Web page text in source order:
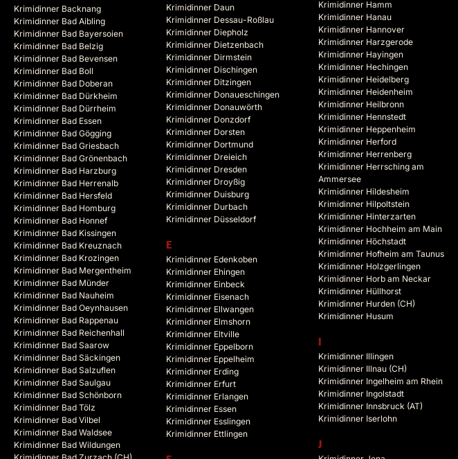
Krimidinner Backnang
Krimidinner Bad Aibling
Krimidinner Bad Bayersoien
Krimidinner Bad Belzig
Krimidinner Bad Bevensen
Krimidinner Bad Boll
Krimidinner Bad Doberan
Krimidinner Bad Dürkheim
Krimidinner Bad Dürrheim
Krimidinner Bad Essen
Krimidinner Bad Gögging
Krimidinner Bad Griesbach
Krimidinner Bad Grönenbach
Krimidinner Bad Harzburg
Krimidinner Bad Herrenalb
Krimidinner Bad Hersfeld
Krimidinner Bad Homburg
Krimidinner Bad Honnef
Krimidinner Bad Kissingen
Krimidinner Bad Kreuznach
Krimidinner Bad Krozingen
Krimidinner Bad Mergentheim
Krimidinner Bad Münder
Krimidinner Bad Nauheim
Krimidinner Bad Oeynhausen
Krimidinner Bad Rappenau
Krimidinner Bad Reichenhall
Krimidinner Bad Saarow
Krimidinner Bad Säckingen
Krimidinner Bad Salzuflen
Krimidinner Bad Saulgau
Krimidinner Bad Schönborn
Krimidinner Bad Tölz
Krimidinner Bad Vilbel
Krimidinner Bad Waldsee
Krimidinner Bad Wildungen
Krimidinner Daun
Krimidinner Dessau-Roßlau
Krimidinner Diepholz
Krimidinner Dietzenbach
Krimidinner Dirmstein
Krimidinner Dischingen
Krimidinner Ditzingen
Krimidinner Donaueschingen
Krimidinner Donauwörth
Krimidinner Donzdorf
Krimidinner Dorsten
Krimidinner Dortmund
Krimidinner Dreieich
Krimidinner Dresden
Krimidinner Droyßig
Krimidinner Duisburg
Krimidinner Durbach
Krimidinner Düsseldorf
E
Krimidinner Edenkoben
Krimidinner Ehingen
Krimidinner Einbeck
Krimidinner Eisenach
Krimidinner Ellwangen
Krimidinner Elmshorn
Krimidinner Eltville
Krimidinner Eppelborn
Krimidinner Eppelheim
Krimidinner Erding
Krimidinner Erfurt
Krimidinner Erlangen
Krimidinner Essen
Krimidinner Esslingen
Krimidinner Ettlingen
Krimidinner Hamm
Krimidinner Hanau
Krimidinner Hannover
Krimidinner Harzgerode
Krimidinner Hayingen
Krimidinner Hechingen
Krimidinner Heidelberg
Krimidinner Heidenheim
Krimidinner Heilbronn
Krimidinner Hennstedt
Krimidinner Heppenheim
Krimidinner Herford
Krimidinner Herrenberg
Krimidinner Herrsching am
Ammersee
Krimidinner Hildesheim
Krimidinner Hilpoltstein
Krimidinner Hinterzarten
Krimidinner Hochheim am Main
Krimidinner Höchstadt
Krimidinner Hofheim am Taunus
Krimidinner Holzgerlingen
Krimidinner Horb am Neckar
Krimidinner Hüllhorst
Krimidinner Hurden (CH)
Krimidinner Husum
Krimidinner Illingen
Krimidinner Illnau (CH)
Krimidinner Ingelheim am Rhein
Krimidinner Ingolstadt
Krimidinner Innsbruck (AT)
Krimidinner Iserlohn
J